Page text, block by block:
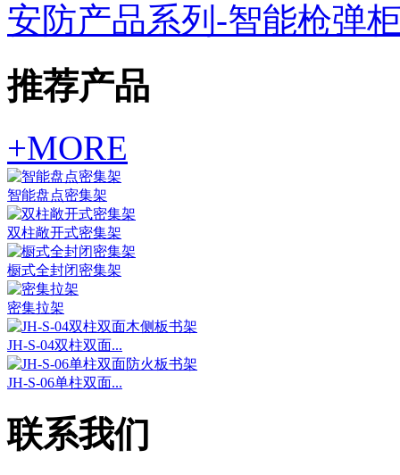
安防产品系列-智能枪弹
推荐产品
+MORE
智能盘点密集架
双柱敞开式密集架
橱式全封闭密集架
密集拉架
JH-S-04双柱双面...
JH-S-06单柱双面...
联系我们